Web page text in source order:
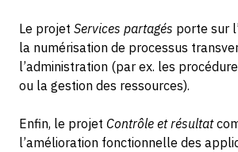
Le projet Services partagés porte sur
la numérisation de processus
l’administration (par ex. les
ou la gestion des ressources).
Enfin, le projet Contrôle et résultat
l’amélioration fonctionnelle des